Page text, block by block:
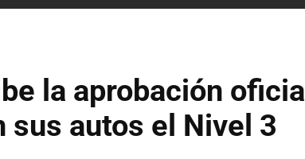
la aprobación oficial
sus autos el Nivel 3